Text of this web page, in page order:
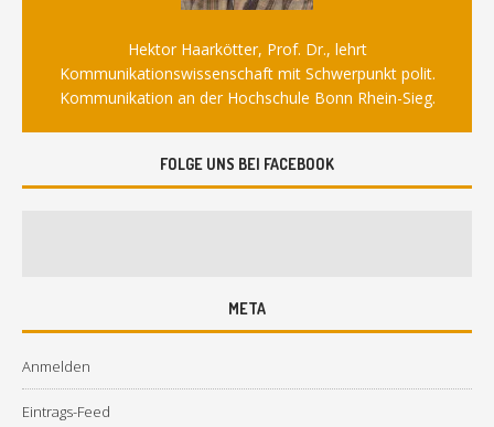
Hektor Haarkötter, Prof. Dr., lehrt
Kommunikationswissenschaft mit Schwerpunkt polit.
Kommunikation an der Hochschule Bonn Rhein-Sieg.
FOLGE UNS BEI FACEBOOK
META
Anmelden
Eintrags-Feed